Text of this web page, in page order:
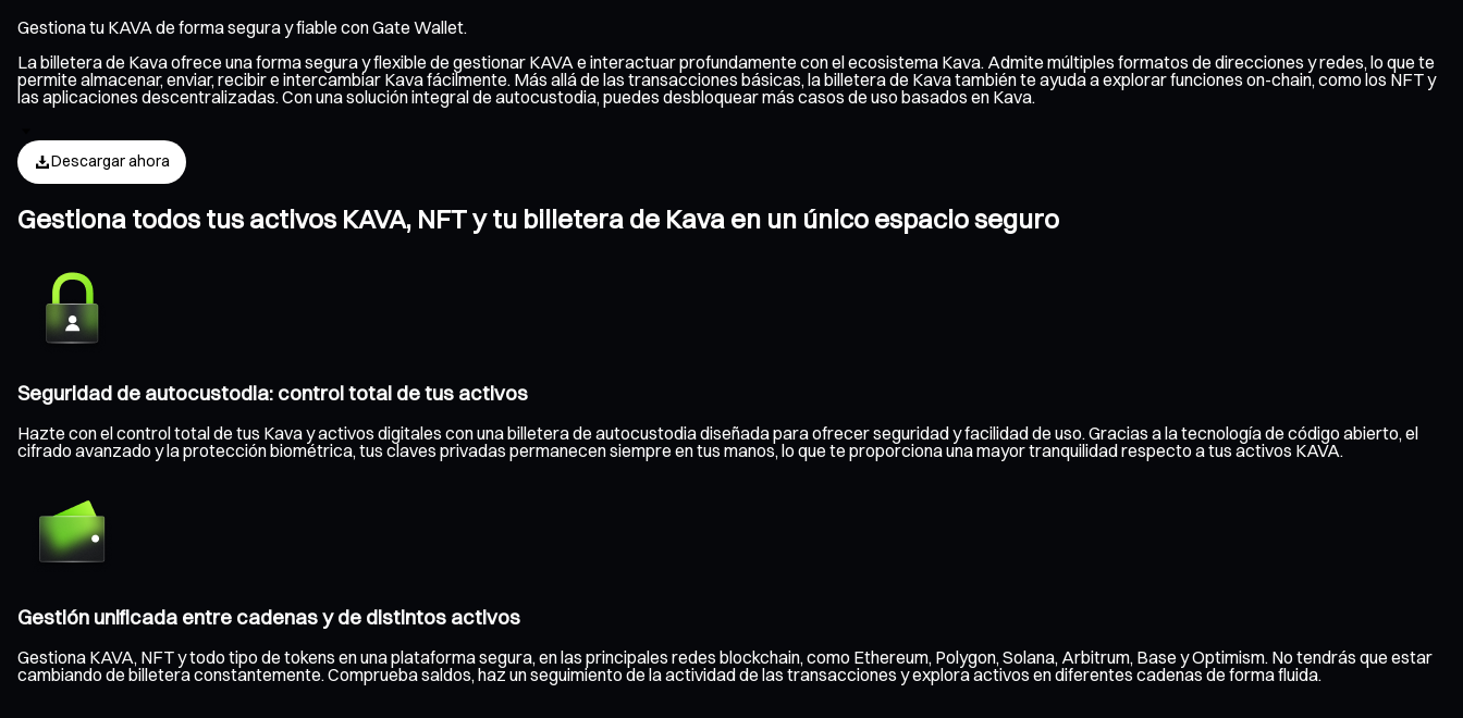
Gestiona tu KAVA de forma segura y fiable con Gate Wallet.
La billetera de Kava ofrece una forma segura y flexible de gestionar KAVA e interactuar profundamente con el ecosistema Kava. Admite múltiples formatos de direcciones y redes, lo que te
permite almacenar, enviar, recibir e intercambiar Kava fácilmente. Más allá de las transacciones básicas, la billetera de Kava también te ayuda a explorar funciones on-chain, como los NFT y
las aplicaciones descentralizadas. Con una solución integral de autocustodia, puedes desbloquear más casos de uso basados en Kava.
Descargar ahora
Gestiona todos tus activos KAVA, NFT y tu billetera de Kava en un único espacio seguro
Seguridad de autocustodia: control total de tus activos
Hazte con el control total de tus Kava y activos digitales con una billetera de autocustodia diseñada para ofrecer seguridad y facilidad de uso. Gracias a la tecnología de código abierto, el
cifrado avanzado y la protección biométrica, tus claves privadas permanecen siempre en tus manos, lo que te proporciona una mayor tranquilidad respecto a tus activos KAVA.
Gestión unificada entre cadenas y de distintos activos
Gestiona KAVA, NFT y todo tipo de tokens en una plataforma segura, en las principales redes blockchain, como Ethereum, Polygon, Solana, Arbitrum, Base y Optimism. No tendrás que estar
cambiando de billetera constantemente. Comprueba saldos, haz un seguimiento de la actividad de las transacciones y explora activos en diferentes cadenas de forma fluida.